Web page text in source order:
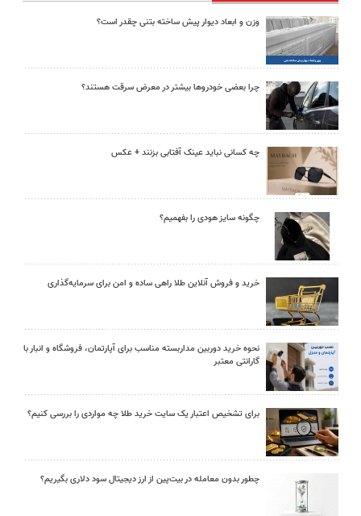
وزن و ابعاد دیوار پیش ساخته بتنی چقدر است؟
چرا بعضی خودروها بیشتر در معرض سرقت هستند؟
چه کسانی نباید عینک آفتابی بزنند + عکس
چگونه سایز هودی را بفهمیم؟
خرید و فروش آنلاین طلا راهی ساده و امن برای سرمایه‌گذاری
نحوه خرید دوربین مداربسته مناسب برای آپارتمان، فروشگاه و انبار با
گارانتی معتبر
برای تشخیص اعتبار یک سایت خرید طلا چه مواردی را بررسی کنیم؟
چطور بدون معامله در بیت‌پین از ارز دیجیتال سود دلاری بگیریم؟